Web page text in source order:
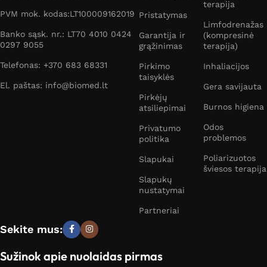
PVM mok. kodas:LT100009162019
Banko sąsk. nr.: LT70 4010 0424
0297 9055
Telefonas: +370 683 68331
El. paštas: info@biomed.lt
Pristatymas
Garantija ir
grąžinimas
Pirkimo
taisyklės
Pirkėjų
atsiliepimai
Privatumo
politika
Slapukai
Slapukų
nustatymai
Partneriai
terapija
Limfodrenažas
(kompresinė
terapija)
Inhaliacijos
Gera savijauta
Burnos higiena
Odos
problemos
Poliarizuotos
šviesos terapija
Sekite mus:
Sužinok apie nuolaidas pirmas